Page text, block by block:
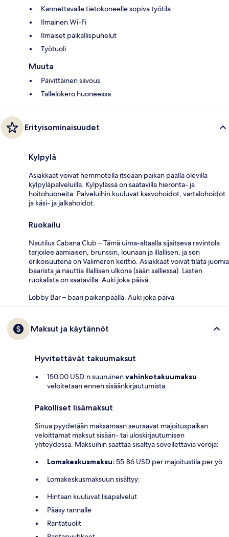
Kannettavalle tietokoneelle sopiva työtila
Ilmainen Wi-Fi
Ilmaiset paikallispuhelut
Työtuoli
Muuta
Päivittäinen siivous
Tallelokero huoneessa
Erityisominaisuudet
Kylpylä
Asiakkaat voivat hemmotella itseään paikan päällä olevilla
kylpyläpalveluilla. Kylpylässä on saatavilla hieronta- ja
hoitohuoneita. Palveluihin kuuluvat kasvohoidot, vartalohoidot
ja käsi- ja jalkahoidot.
Ruokailu
Nautilus Cabana Club – Tämä uima-altaalla sijaitseva ravintola
tarjoilee aamiaisen, brunssin, lounaan ja illallisen, ja sen
erikoisuutena on Välimeren keittiö. Asiakkaat voivat tilata juomia
baarista ja nauttia illallisen ulkona (sään salliessa). Lasten
ruokalista on saatavilla. Auki joka päivä.
Lobby Bar – baari paikanpäällä. Auki joka päivä
Maksut ja käytännöt
Hyvitettävät takuumaksut
150.00 USD:n suuruinenvahinkotakuumaksu
veloitetaan ennen sisäänkirjautumista.
Pakolliset lisämaksut
Sinua pyydetään maksamaan seuraavat majoituspaikan
veloittamat maksut sisään- tai uloskirjautumisen
yhteydessä. Maksuihin saattaa sisältyä sovellettavia veroja:
Lomakeskusmaksu: 55.86 USD per majoitustila per yö
Lomakeskusmaksuun sisältyy:
Hintaan kuuluvat lisäpalvelut
Pääsy rannalle
Rantatuolit